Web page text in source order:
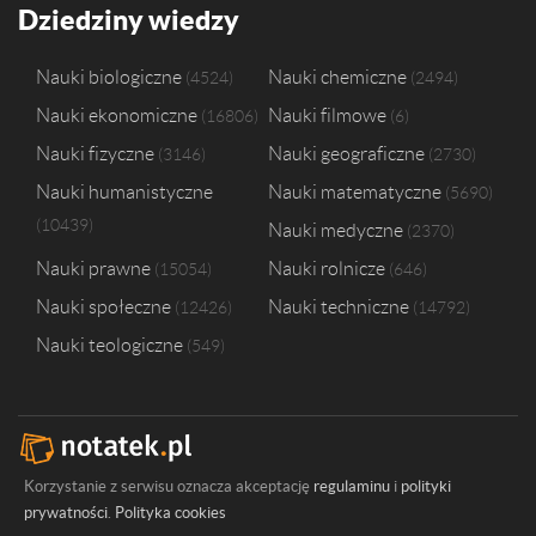
Uniwersytet w Białymstoku
Akademia Sztuk Pięknych w Warszawie
Krakowska Akademia im. Andrzeja Frycza Modrzewskiego w Krakowie
Politechnika Warszawska1
Uczelnia Zawodowa Zagłębia Miedziowego w Lubinie 1
Uniwersytet Jagielloński w Krakowie1
Uniwersytet Przyrodniczy w Poznaniu 1
Dziedziny wiedzy
Nauki biologiczne 4524 Nauki chemiczne 2494
Nauki ekonomiczne 16806 Nauki filmowe 6
Nauki fizyczne 3146 Nauki geograficzne 2730
Nauki humanistyczne
10439
Nauki matematyczne 5690
Nauki medyczne 2370
Nauki prawne 15054 Nauki rolnicze 646
Nauki społeczne 12426 Nauki techniczne 14792
Nauki teologiczne 549
Korzystanie z serwisu oznacza akceptację regulaminu i polityki
prywatności. Polityka cookies